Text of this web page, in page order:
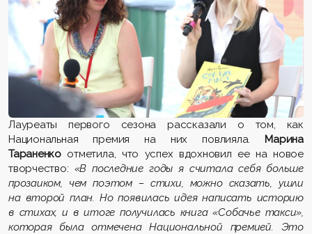
Лауреаты первого сезона рассказали о том, как
Национальная премия на них повлияла. Марина
Тараненкоотметила, что успех вдохновил ее на новое
творчество: «В последние годы я считала себя больше
прозаиком, чем поэтом – стихи, можно сказать, ушли
на второй план. Но появилась идея написать историю
в стихах, и в итоге получилась книга «Собачье такси»,
которая была отмечена Национальной премией. Это